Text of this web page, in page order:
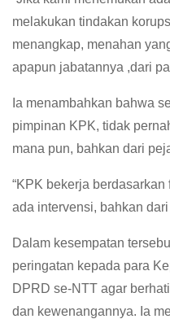
melakukan tindakan
menangkap, menahan
apapun jabatannya ,dari
Ia menambahkan bahwa
pimpinan KPK, tidak
mana pun, bahkan dari
“KPK bekerja
ada intervensi, bahkan
Dalam kesempatan
peringatan kepada para
DPRD se-NTT agar
dan kewenangannya. Ia